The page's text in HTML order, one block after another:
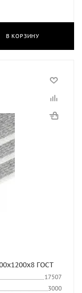
В КОРЗИНУ
ГОСТ
17507
3000